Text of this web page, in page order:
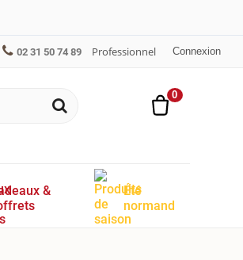
02 31 50 74 89 Professionnel Connexion
0
&
Été
normand